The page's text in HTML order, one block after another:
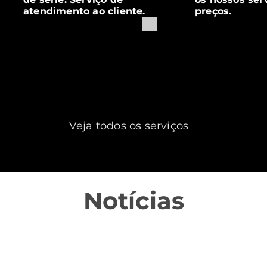
atendimento ao cliente.
preços.
Veja todos os serviços
Notícias